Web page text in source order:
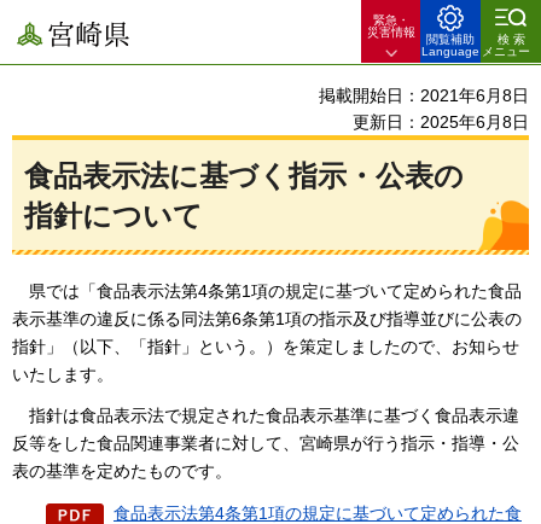
宮崎県
緊急・
災害情報
閲覧補助
Language
検索
メニュー
掲載開始日：2021年6月8日
更新日：2025年6月8日
食品表示法に基づく指示・公表の
指針について
県では「食品表示法第4条第1項の規定に基づいて定められた食品
表示基準の違反に係る同法第6条第1項の指示及び指導並びに公表の
指針」（以下、「指針」という。）を策定しましたので、お知らせ
いたします。
指針は食品表示法で規定された食品表示基準に基づく食品表示違
反等をした食品関連事業者に対して、宮崎県が行う指示・指導・公
表の基準を定めたものです。
食品表示法第4条第1項の規定に基づいて定められた食